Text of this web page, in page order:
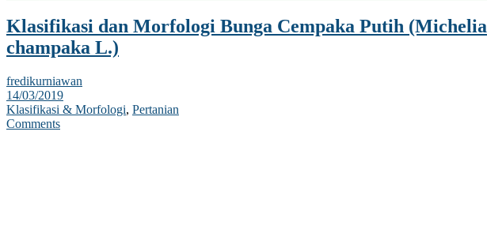
Klasifikasi dan Morfologi Bunga Cempaka Putih (Michelia
champaka L.)
fredikurniawan
14/03/2019
Klasifikasi & Morfologi, Pertanian
Comments